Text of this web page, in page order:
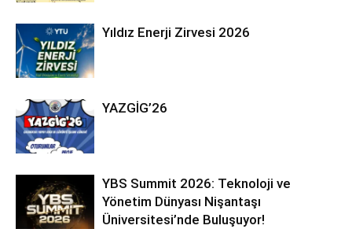
Yıldız Enerji Zirvesi 2026
YAZGİG’26
YBS Summit 2026: Teknoloji ve
Yönetim Dünyası Nişantaşı
Üniversitesi’nde Buluşuyor!